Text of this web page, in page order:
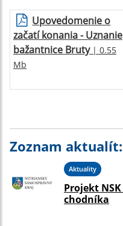
Upovedomenie o
začatí konania - Uznanie
bažantnice Bruty| 0.55
Mb
Zoznam aktualít:
Aktuality
Projekt
chodníka